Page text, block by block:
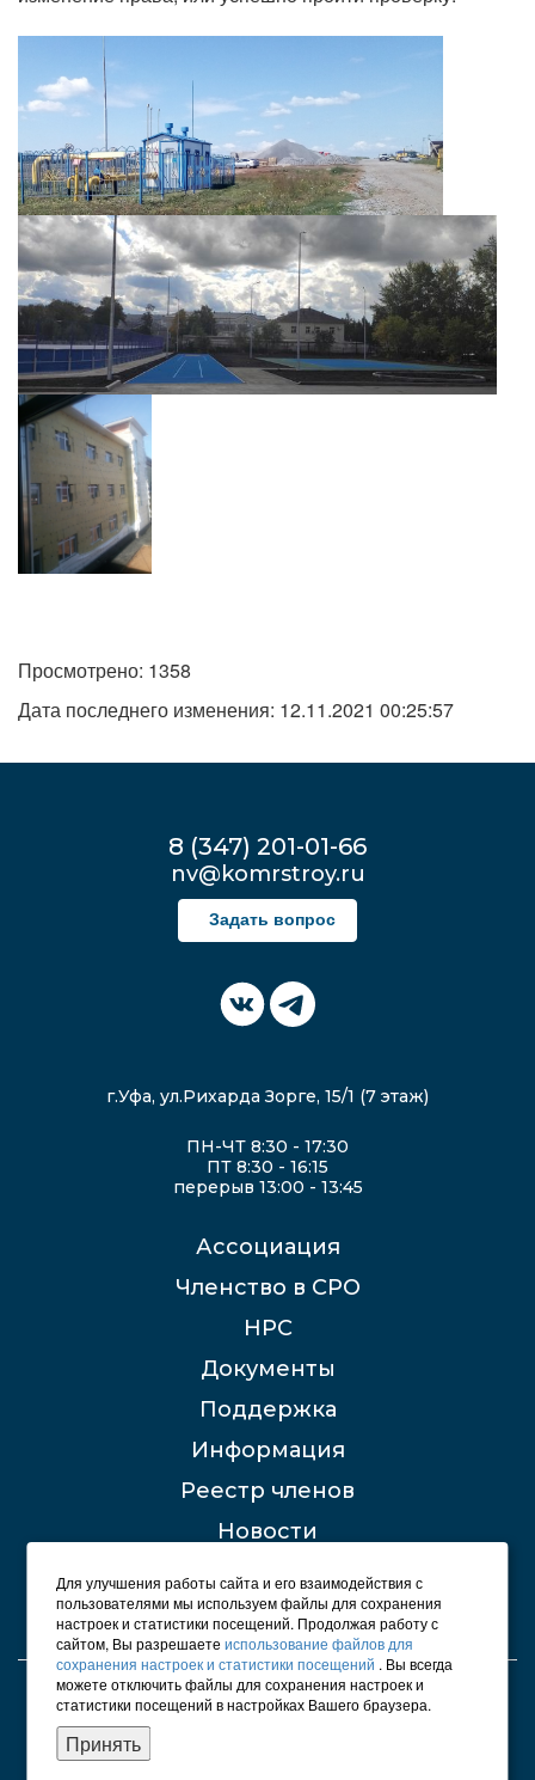
Просмотрено: 1358
Дата последнего изменения: 12.11.2021 00:25:57
8 (347) 201-01-66
nv@komrstroy.ru
Задать вопрос
г.Уфа, ул.Рихарда Зорге, 15/1 (7 этаж)
ПН-ЧТ 8:30 - 17:30
ПТ 8:30 - 16:15
перерыв 13:00 - 13:45
Ассоциация
Членство в СРО
НРС
Документы
Поддержка
Информация
Реестр членов
Новости
Контакты
© 2012 - 2026 СРО "Строители Башкирии"
Политика конфиденциальности
Для улучшения работы сайта и его взаимодействия с
пользователями мы используем файлы для сохранения
настроек и статистики посещений. Продолжая работу с
сайтом, Вы разрешаетеиспользование файлов для
сохранения настроек и статистики посещений . Вы всегда
можете отключить файлы для сохранения настроек и
статистики посещений в настройках Вашего браузера.
Принять